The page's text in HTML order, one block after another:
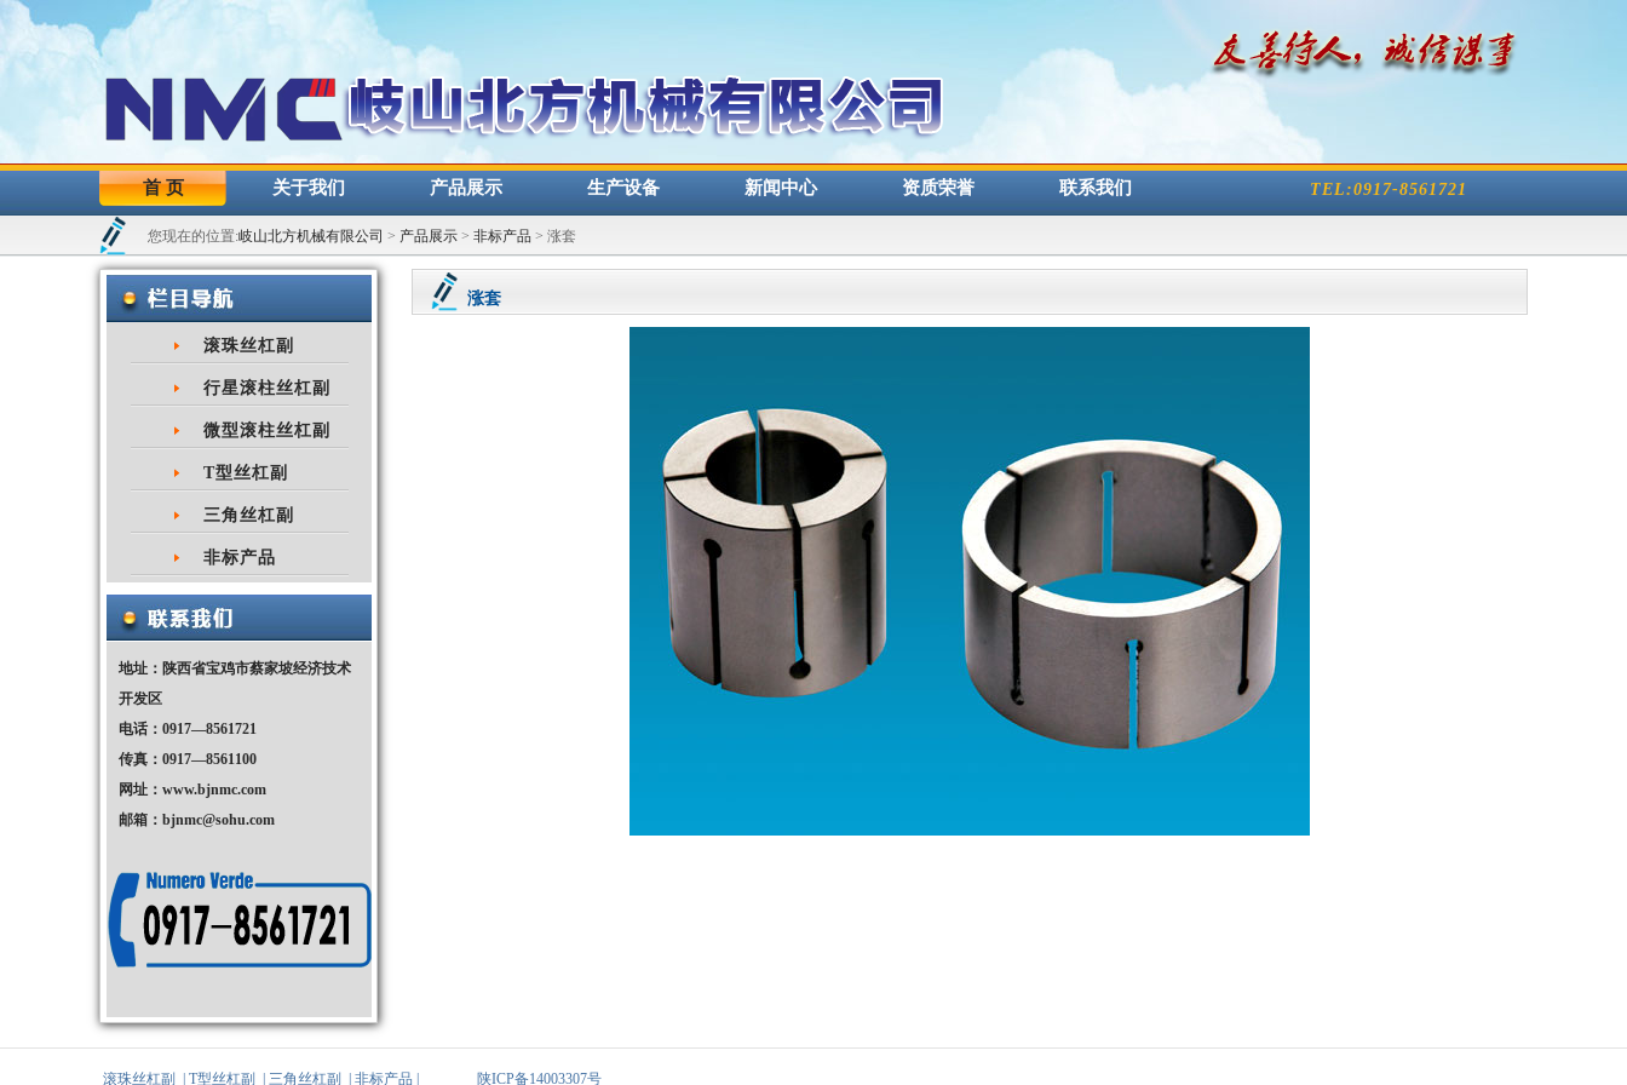
首 页 关于我们 产品展示 生产设备 新闻中心 资质荣誉 联系我们 TEL:0917-8561721
您现在的位置:岐山北方机械有限公司 > 产品展示 > 非标产品 > 涨套
滚珠丝杠副
行星滚柱丝杠副
微型滚柱丝杠副
T型丝杠副
三角丝杠副
非标产品
地址：陕西省宝鸡市蔡家坡经济技术
开发区
电话：0917—8561721
传真：0917—8561100
网址： www.bjnmc.com
邮箱： bjnmc@sohu.com
涨套
滚珠丝杠副 T型丝杠副 三角丝杠副 非标产品 陕ICP备14003307号